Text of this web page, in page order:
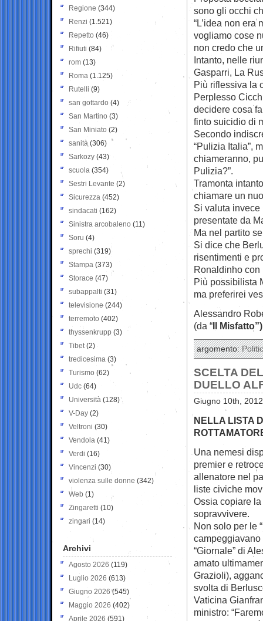
sono gli occhi
“L’idea non
vogliamo cose
non credo che
Intanto, nelle
Gasparri, La
Più riflessiva la
Perplesso
decidere cosa
finto suicidio di
Secondo
“Pulizia Italia”,
chiameranno,
Pulizia?”.
Tramonta
chiamare un
Si valuta invece
presentate da
Ma nel partito
Si dice che
risentimenti e
Ronaldinho con
Più possibilista
ma preferirei
Alessandro
(da “Il Misfatto”)
argomento:
SCELTA
DUELLO
Giugno 10th,
NELLA LISTA
Una nemesi
premier e
allenatore nel
liste civiche
Ossia copiare
sopravvivere.
Non solo per le
“Giornale” di
amato
Grazioli),
svolta di
Vaticina
ministro:
Regione (344)
Renzi (1.521)
Repetto (46)
Rifiuti (84)
rom (13)
Roma (1.125)
Rutelli (9)
san gottardo (4)
San Martino (3)
San Miniato (2)
sanità (306)
Sarkozy (43)
scuola (354)
Sestri Levante (2)
Sicurezza (452)
sindacati (162)
Sinistra arcobaleno (11)
Soru (4)
sprechi (319)
Stampa (373)
Storace (47)
subappalti (31)
televisione(244)
terremoto (402)
thyssenkrupp (3)
Tibet(2)
tredicesima (3)
Turismo (62)
Udc (64)
Università (128)
V-Day (2)
Veltroni (30)
Vendola (41)
Verdi (16)
Vincenzi (30)
violenza sulle donne (342)
Web (1)
Zingaretti (10)
zingari (14)
Archivi
Agosto 2026 (119)
Luglio 2026 (613)
Giugno 2026 (545)
Maggio 2026 (402)
Aprile 2026 (591)